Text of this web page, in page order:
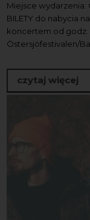
Miejsce wydarzenia:
BILETY do nabycia
koncertem od godz.
Östersjöfestivalen/
czytaj więcej